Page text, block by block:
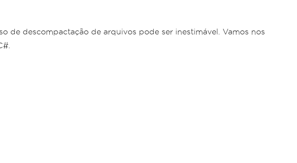
de descompactação de arquivos pode ser inestimável. Vamos nos